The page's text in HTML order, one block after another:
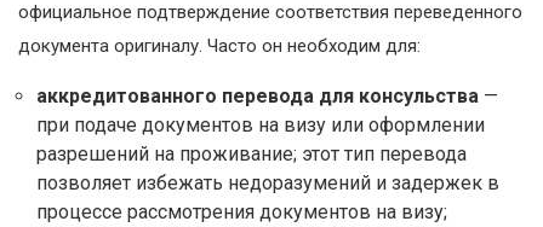
официальное подтверждение соответствия переведенного
документа оригиналу. Часто он необходим для:
аккредитованного перевода для консульства —
при подаче документов на визу или оформлении
разрешений на проживание; этот тип перевода
позволяет избежать недоразумений и задержек в
процессе рассмотрения документов на визу;